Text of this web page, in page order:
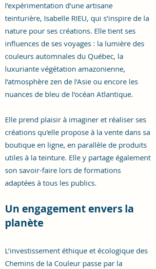
l’expérimentation d’une artisane
teinturière, Isabelle RIEU, qui s’inspire de la
nature pour ses créations. Elle tient ses
influences de ses voyages : la lumière des
couleurs automnales du Québec, la
luxuriante végétation amazonienne,
l’atmosphère zen de l’Asie ou encore les
nuances de bleu de l’océan Atlantique.
Elle prend plaisir à imaginer et réaliser ses
créations qu'elle propose à la vente dans sa
boutique en ligne, en parallèle de produits
utiles à la teinture. Elle y partage également
son savoir-faire lors de formations
adaptées à tous les publics.
Un engagement envers la
planète
L’investissement éthique et écologique des
Chemins de la Couleur passe par la